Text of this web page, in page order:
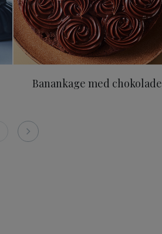
Banankage med chokolade